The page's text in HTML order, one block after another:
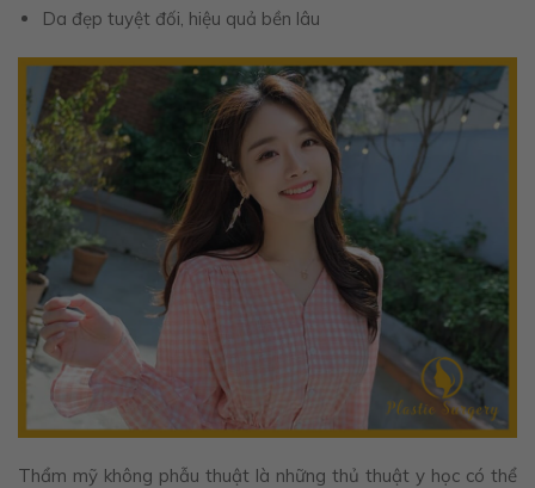
Da đẹp tuyệt đối, hiệu quả bền lâu
Thẩm mỹ không phẫu thuật là những thủ thuật y học có thể